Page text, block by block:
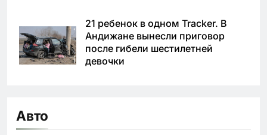
21 ребенок в одном Tracker. В
Андижане вынесли приговор
после гибели шестилетней
девочки
Авто